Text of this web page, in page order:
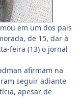
em um dos pais
de 15, dar à
feira (13) o jornal
afirmam na
seguir adiante
apesar de